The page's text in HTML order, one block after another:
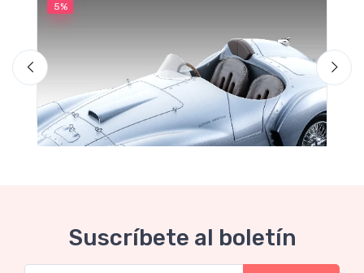
5%
Suscríbete al boletín